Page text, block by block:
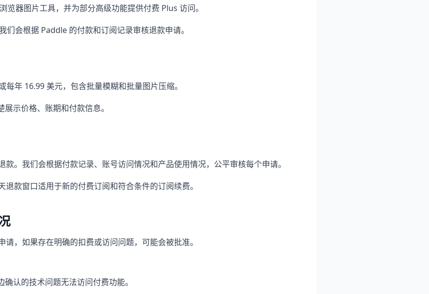
器图片工具，并为部分高级功能提供付费 Plus 访问。
们会根据 Paddle 的付款和订阅记录审核退款申请。
每年 16.99 美元，包含批量模糊和批量图片压缩。
示价格、账期和付款信息。
款。我们会根据付款记录、账号访问情况和产品使用情况，公平审核每个申请。
退款窗口适用于新的付费订阅和符合条件的订阅续费。
，如果存在明确的扣费或访问问题，可能会被批准。
认的技术问题无法访问付费功能。